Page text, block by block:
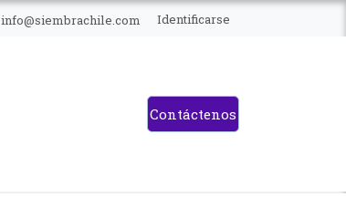
info@siembrachile.com Identificarse
Contáctenos